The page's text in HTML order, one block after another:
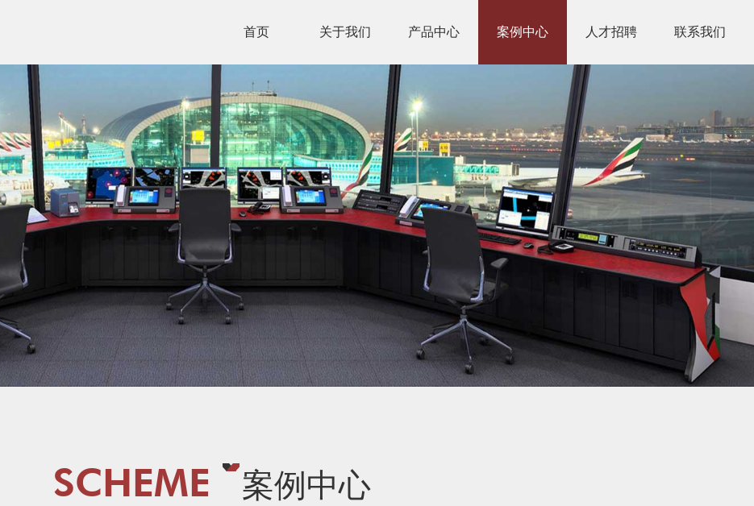
首页 关于我们 产品中心 案例中心 人才招聘 联系我们
SCHEME 案例中心